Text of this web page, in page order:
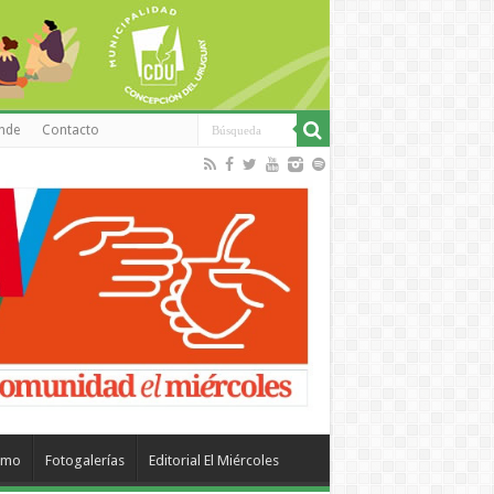
Contacto
Fotogalerías Editorial El Miércoles